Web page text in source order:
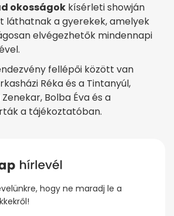
okosságok kísérleti showján
láthatnak a gyerekek, amelyek
elvégezhetők mindennapi
fellépői között van
Réka és a Tintanyúl,
Bolba Éva és a
a tájékoztatóban.
hogy ne maradj le a